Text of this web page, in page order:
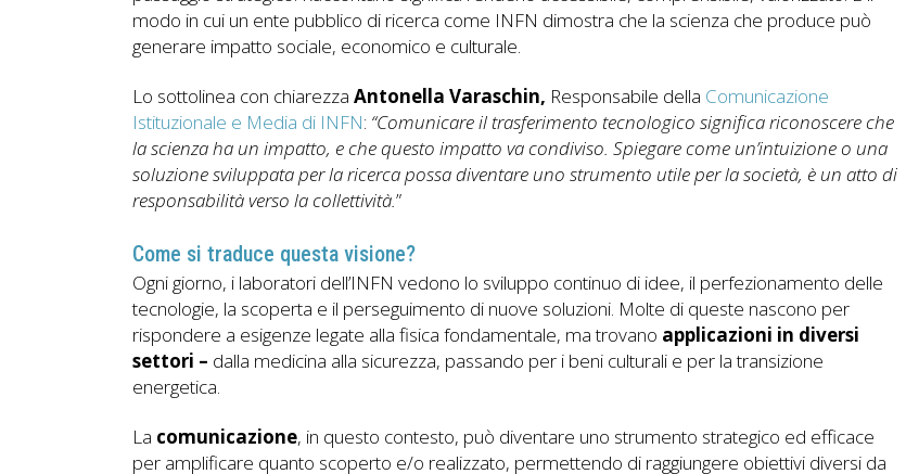
modo in cui un ente pubblico di ricerca come INFN dimostra che la scienza che produce può
generare impatto sociale, economico e culturale.
Lo sottolinea con chiarezza Antonella Varaschin, Responsabile della Comunicazione
Istituzionale e Media di INFN: “Comunicare il trasferimento tecnologico significa riconoscere che
la scienza ha un impatto, e che questo impatto va condiviso. Spiegare come un’intuizione o una
soluzione sviluppata per la ricerca possa diventare uno strumento utile per la società, è un atto di
responsabilità verso la collettività.”
Come si traduce questa visione?
Ogni giorno, i laboratori dell’INFN vedono lo sviluppo continuo di idee, il perfezionamento delle
tecnologie, la scoperta e il perseguimento di nuove soluzioni. Molte di queste nascono per
rispondere a esigenze legate alla fisica fondamentale, ma trovano applicazioni in diversi
settori – dalla medicina alla sicurezza, passando per i beni culturali e per la transizione
energetica.
La comunicazione, in questo contesto, può diventare uno strumento strategico ed efficace
per amplificare quanto scoperto e/o realizzato, permettendo di raggiungere obiettivi diversi da